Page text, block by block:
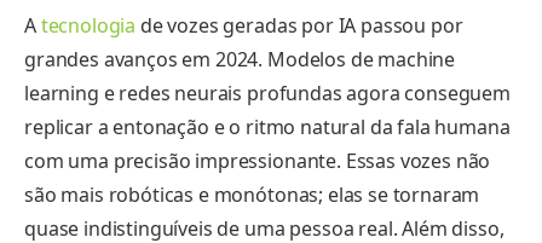
Atecnologia de vozes geradas por IA passou por
grandes avanços em 2024. Modelos de machine
learning e redes neurais profundas agora conseguem
replicar a entonação e o ritmo natural da fala humana
com uma precisão impressionante. Essas vozes não
são mais robóticas e monótonas; elas se tornaram
quase indistinguíveis de uma pessoa real. Além disso,